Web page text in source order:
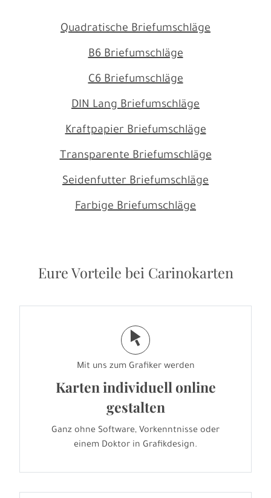
Quadratische Briefumschläge
B6 Briefumschläge
C6 Briefumschläge
DIN Lang Briefumschläge
Kraftpapier Briefumschläge
Transparente Briefumschläge
Seidenfutter Briefumschläge
Farbige Briefumschläge
Eure Vorteile bei Carinokarten
j
Mit uns zum Grafiker werden
Karten individuell online
gestalten
Ganz ohne Software, Vorkenntnisse oder
einem Doktor in Grafikdesign.